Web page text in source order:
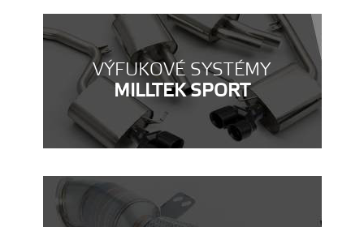
VÝFUKOVÉ SYSTÉMY
MILLTEK SPORT